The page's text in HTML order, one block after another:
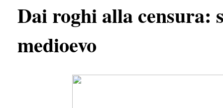
Dai roghi alla censura:
medioevo